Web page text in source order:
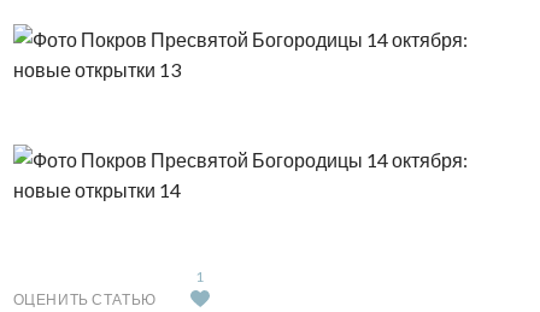
ОЦЕНИТЬ СТАТЬЮ
1